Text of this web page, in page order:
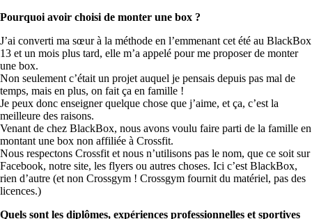
Pourquoi avoir choisi de monter une box ?
J’ai converti ma sœur à la méthode en l’emmenant cet été au BlackBox
13 et un mois plus tard, elle m’a appelé pour me proposer de monter
une box.
Non seulement c’était un projet auquel je pensais depuis pas mal de
temps, mais en plus, on fait ça en famille !
Je peux donc enseigner quelque chose que j’aime, et ça, c’est la
meilleure des raisons.
Venant de chez BlackBox, nous avons voulu faire parti de la famille en
montant une box non affiliée à Crossfit.
Nous respectons Crossfit et nous n’utilisons pas le nom, que ce soit sur
Facebook, notre site, les flyers ou autres choses. Ici c’est BlackBox,
rien d’autre (et non Crossgym ! Crossgym fournit du matériel, pas des
licences.)
Quels sont les diplômes, expériences professionnelles et sportives